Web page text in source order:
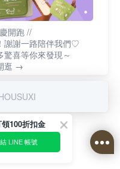
開跑 //
謝謝一路陪伴我們♡
驚喜等你來發現～
逛 →
100折扣金
LINE 帳號